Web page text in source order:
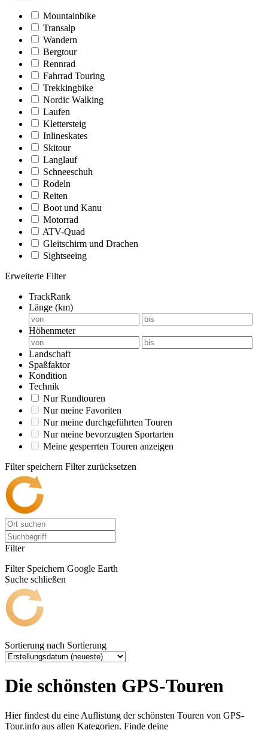
Mountainbike
Transalp
Wandern
Bergtour
Rennrad
Fahrrad Touring
Trekkingbike
Nordic Walking
Laufen
Klettersteig
Inlineskates
Skitour
Langlauf
Schneeschuh
Rodeln
Reiten
Boot und Kanu
Motorrad
ATV-Quad
Gleitschirm und Drachen
Sightseeing
Erweiterte Filter
TrackRank
Länge (km)
Höhenmeter
Landschaft
Spaßfaktor
Kondition
Technik
Nur Rundtouren
Nur meine Favoriten
Nur meine durchgeführten Touren
Nur meine bevorzugten Sportarten
Meine gesperrten Touren anzeigen
Filter speichern Filter zurücksetzen
Filter
Filter Speichern Google Earth
Suche schließen
Sortierung nach Sortierung
Die schönsten GPS-Touren
Hier findest du eine Auflistung der schönsten Touren von GPS-
Tour.info aus allen Kategorien. Finde deine